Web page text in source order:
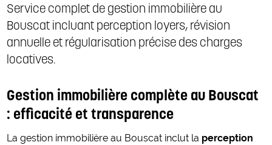
Service complet de gestion immobilière au
Bouscat incluant perception loyers, révision
annuelle et régularisation précise des charges
locatives.
Gestion immobilière complète au Bouscat
: efficacité et transparence
La gestion immobilière au Bouscat inclut la perception